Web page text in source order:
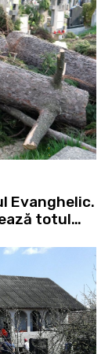
Evanghelic.
totul…